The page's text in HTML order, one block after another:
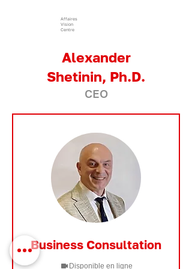
Affaires
Vision
Centre
Alexander
Shetinin, Ph.D.
CEO
Business Consultation
Disponible en ligne